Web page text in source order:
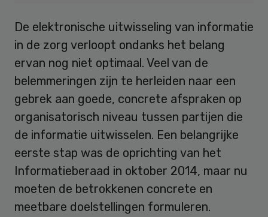
De elektronische uitwisseling van informatie
in de zorg verloopt ondanks het belang
ervan nog niet optimaal. Veel van de
belemmeringen zijn te herleiden naar een
gebrek aan goede, concrete afspraken op
organisatorisch niveau tussen partijen die
de informatie uitwisselen. Een belangrijke
eerste stap was de oprichting van het
Informatieberaad in oktober 2014, maar nu
moeten de betrokkenen concrete en
meetbare doelstellingen formuleren.